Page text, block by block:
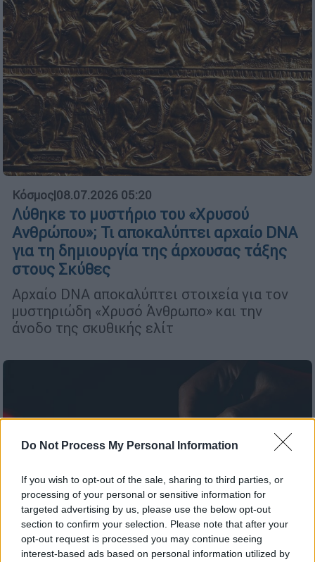
Do Not Process My Personal Information
If you wish to opt-out of the sale, sharing to third parties, or
processing of your personal or sensitive information for
targeted advertising by us, please use the below opt-out
section to confirm your selection. Please note that after your
opt-out request is processed you may continue seeing
interest-based ads based on personal information utilized by
Κόσμος|08.07.2026 05:20
Λύθηκε το μυστήριο του «Χρυσού
Ανθρώπου»; Τι αποκαλύπτει αρχαίο DNA
για τη δημιουργία της άρχουσας τάξης
στους Σκύθες
Αρχαίο DNA αποκαλύπτει στοιχεία για τον
μυστηριώδη «Χρυσό Άνθρωπο» και την
άνοδο της σκυθικής ελίτ